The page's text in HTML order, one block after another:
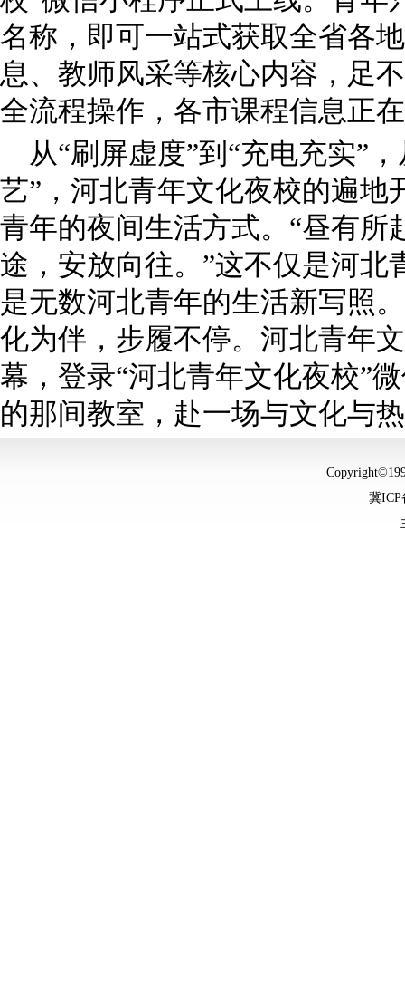
名称，即可一站式获取全省各
息、教师风采等核心内容，足
全流程操作，各市课程信息正
从“刷屏虚度”到“充电充实”
艺”，河北青年文化夜校的遍地
青年的夜间生活方式。“昼有所
途，安放向往。”这不仅是河北
是无数河北青年的生活新写照
化为伴，步履不停。河北青年
幕，登录“河北青年文化夜校”
的那间教室，赴一场与文化与
冀ICP